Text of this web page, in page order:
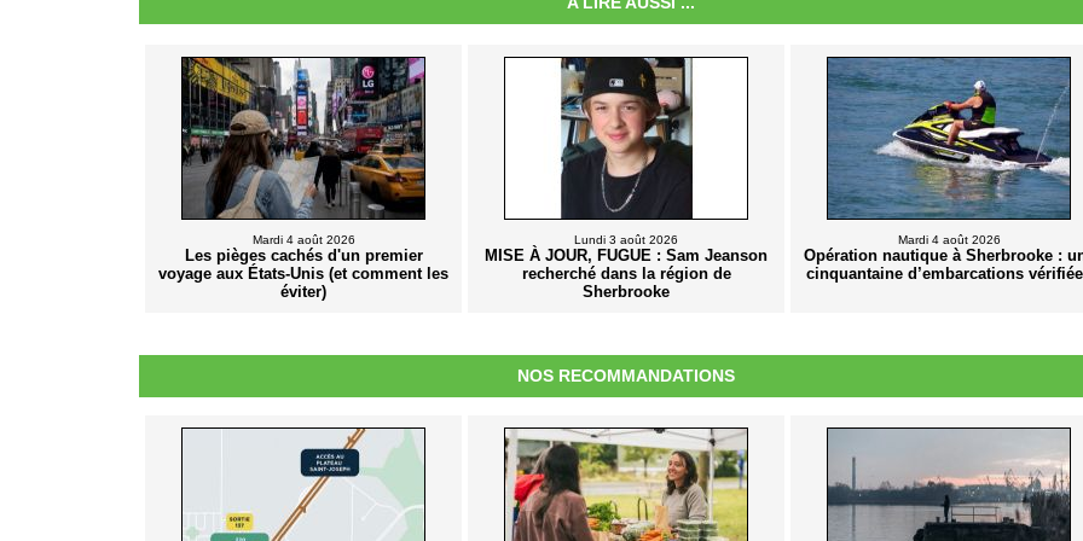
Mardi 4 août 2026
Les pièges cachés d'un premier
voyage aux États-Unis (et comment les
éviter)
Lundi 3 août 2026
MISE À JOUR, FUGUE : Sam Jeanson
recherché dans la région de
Sherbrooke
Mardi 4 août 2026
Opération nautique à Sherbrooke :
cinquantaine d’embarcations
NOS RECOMMANDATIONS